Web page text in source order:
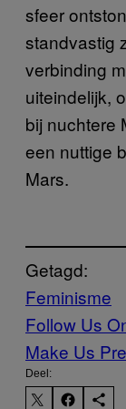
sfeer
standvastig
verbinding
uiteindelijk,
bij nuchtere
een nuttige
Mars.
Getagd:
Feminisme
Follow Us
Make Us
Deel: